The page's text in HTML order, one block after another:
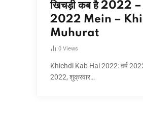
खिचड़ी कब है 2022
2022 Mein –
Muhurat
0 Views
Khichdi Kab Hai 2022: वर्ष
2022, शुक्रवार…